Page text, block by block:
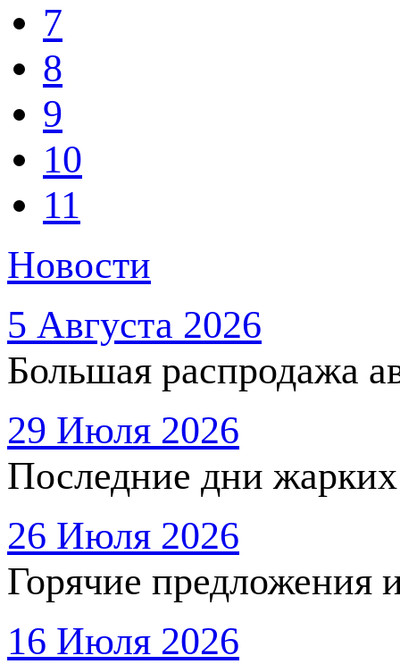
7
8
9
10
11
Новости
5 Августа 2026
Большая распродажа
29 Июля 2026
Последние дни
26 Июля 2026
Горячие предложения
16 Июля 2026